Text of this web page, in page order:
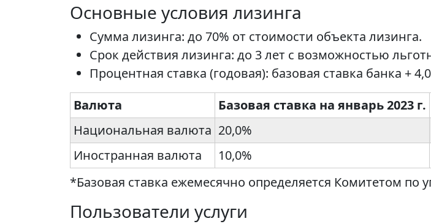
Основные условия лизинга
Сумма лизинга: до 70% от стоимости объекта лизинга.
Срок действия лизинга: до 3 лет с возможностью
Процентная ставка (годовая): базовая ставка банка +
Валюта
Базовая ставка на январь 2023 г.
Национальная валюта 20,0%
Иностранная валюта
10,0%
*Базовая ставка ежемесячно определяется Комитетом
Пользователи услуги